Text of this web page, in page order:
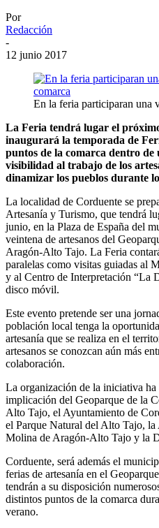
Por
Redacción
-
12 junio 2017
En la feria participaran una
La Feria tendrá lugar el
inaugurará la temporada de
puntos de la comarca dentro
visibilidad al trabajo de los
dinamizar los pueblos durante
La localidad de Corduente se
Artesanía y Turismo, que tendrá
junio, en la Plaza de España del
veintena de artesanos del
Aragón-Alto Tajo. La Feria
paralelas como visitas guiadas al
y al Centro de Interpretación “La
disco móvil.
Este evento pretende ser una
población local tenga la
artesanía que se realiza en el
artesanos se conozcan aún más
colaboración.
La organización de la iniciativa ha
implicación del Geoparque de la
Alto Tajo, el Ayuntamiento de
el Parque Natural del Alto Tajo,
Molina de Aragón-Alto Tajo y la
Corduente, será además el
ferias de artesanía en el
tendrán a su disposición
distintos puntos de la comarca
verano.